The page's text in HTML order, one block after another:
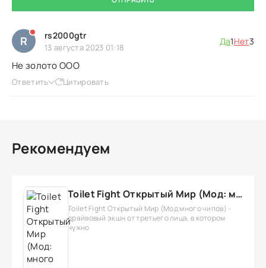
R rs2000gtr
13 августа 2023 01:18
Да1Нет3
Не золото ООО
Ответить Цитировать
Рекомендуем
Toilet Fight Открытый Мир (Мод: много чипов, денег, все открыто, бессмертие, урон, 50+ читов)
Toilet Fight Открытый Мир (Мод много чипов) -
драйвовый экшн от третьего лица, в котором
нужно